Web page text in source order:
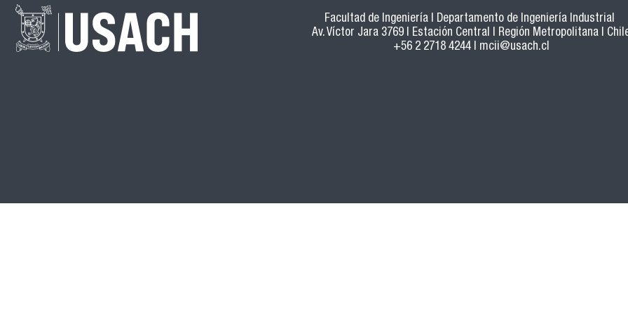
Facultad de Ingeniería | Departamento de Ingeniería Industrial
Av. Víctor Jara 3769 | Estación Central | Región Metropolitana |
+56 2 2718 4244 | mcii@usach.cl